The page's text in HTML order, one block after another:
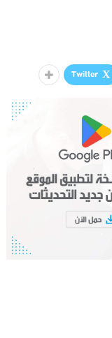
Twitter